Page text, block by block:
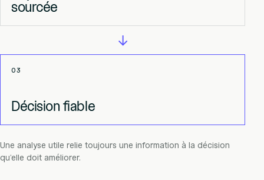
sourcée
→
03
Décision fiable
Une analyse utile relie toujours une information à la décision
qu’elle doit améliorer.